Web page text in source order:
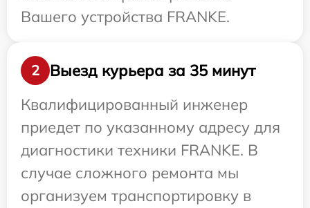
Вашего устройства FRANKE.
2
Выезд курьера за 35 минут
Квалифицированный инженер
приедет по указанному адресу для
диагностики техники FRANKE. В
случае сложного ремонта мы
организуем транспортировку в